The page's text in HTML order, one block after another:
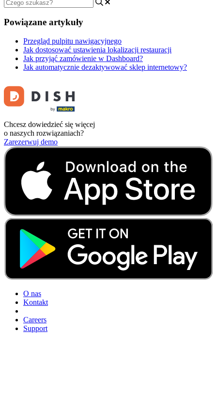
Powiązane artykuły
Przegląd pulpitu nawigacyjnego
Jak dostosować ustawienia lokalizacji restauracji
Jak przyjąć zamówienie w Dashboard?
Jak automatycznie dezaktywować sklep internetowy?
Chcesz dowiedzieć się więcej
o naszych rozwiązaniach?
Zarezerwuj demo
O nas
Kontakt
Careers
Support